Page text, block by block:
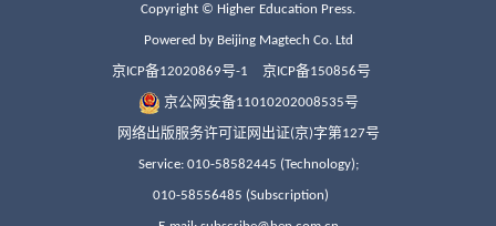
Copyright © Higher Education Press.
Powered by Beijing Magtech Co. Ltd
京ICP备12020869号-1 京ICP备150856号
京公网安备11010202008535号
网络出版服务许可证网出证(京)字第127号
Service: 010-58582445 (Technology);
010-58556485 (Subscription)